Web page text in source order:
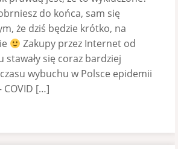
do końca, sam się
że dziś będzie krótko, na
Zakupy przez Internet od
stawały się coraz bardziej
wybuchu w Polsce epidemii
[…]